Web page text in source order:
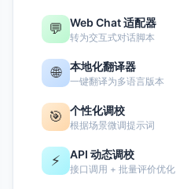
💬 Web Chat 适配器
转为交互式对话脚本
🌐 本地化翻译器
一键翻译为多语言版本
🎯 个性化调校
根据场景微调提示词
⚡ API 动态调校
接口调用 + 批量评价优化